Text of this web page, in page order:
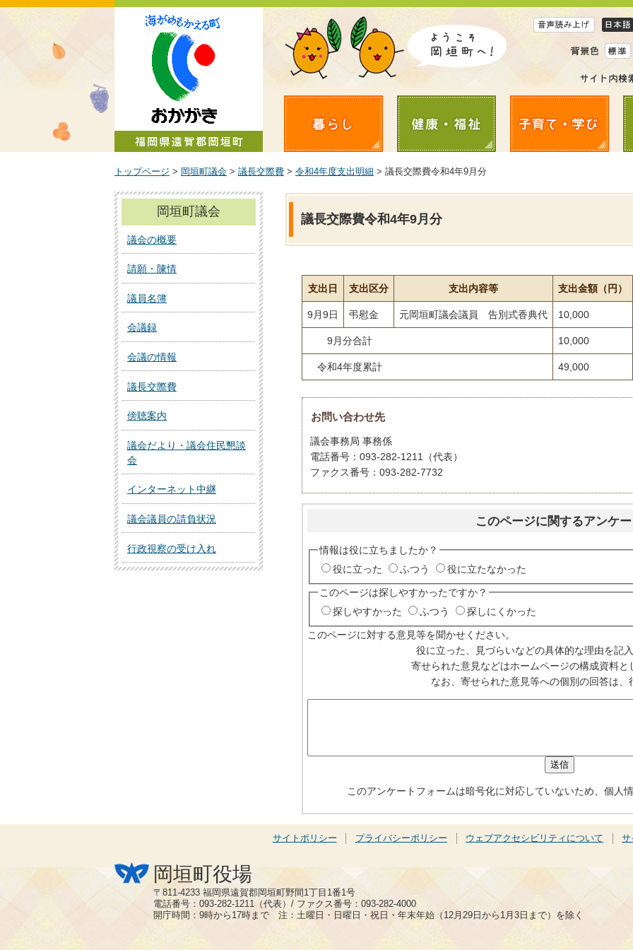
トップページ > 岡垣町議会 > 議長交際費 > 令和4年度支出明細 > 議長交際費令和4年9月分
議長交際費令和4年9月分
支出日 支出区分 支出内容等 支出金額（円）
9月9日 弔慰金 元岡垣町議会議員 告別式香典代 10,000
9月分合計 10,000
令和4年度累計 49,000
お問い合わせ先
議会事務局 事務係
電話番号：093-282-1211（代表）
ファクス番号：093-282-7732
このページに関するアンケ
情報は役に立ちましたか？
役に立った
ふつう 役に立たなかった
このページは探しやすかったですか？
探しやすかった
ふつう 探しにくかった
このページに対する意見等を聞かせください。
役に立った、見づらいなどの具体的な理由を記
寄せられた意見などはホームページの構成資料と
なお、寄せられた意見等への個別の回答は、
このアンケートフォームは暗号化に対応していないため、個人
岡垣町議会
議会の概要
請願・陳情
議員名簿
会議録
会議の情報
議長交際費
傍聴案内
議会だより・議会住民懇談
会
インターネット中継
議会議員の請負状況
行政視察の受け入れ
サイトポリシー プライバシーポリシー ウェブアクセシビリティについて サ
岡垣町役場
〒811-4233 福岡県遠賀郡岡垣町野間1丁目1番1号
電話番号：093-282-1211（代表）/ ファクス番号：093-282-4000
開庁時間：9時から17時まで 注：土曜日・日曜日・祝日・年末年始（12月29日から1月3日まで）を除く